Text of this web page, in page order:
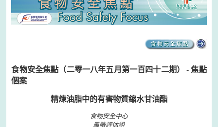
食物安全焦點（二零一八年五月第一百四十二期） - 焦點
個案
精煉油脂中的有害物質縮水甘油酯
食物安全中心
風險評估組